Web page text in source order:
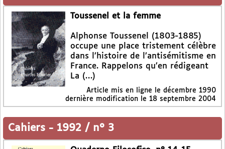
Toussenel et la femme
Alphonse Toussenel (1803-1885)
occupe une place tristement célèbre
dans l’histoire de l’antisémitisme en
France. Rappelons qu’en rédigeant
La (…)
Article mis en ligne le décembre 1990
dernière modification le 18 septembre 2004
Cahiers - 1992 / n° 3